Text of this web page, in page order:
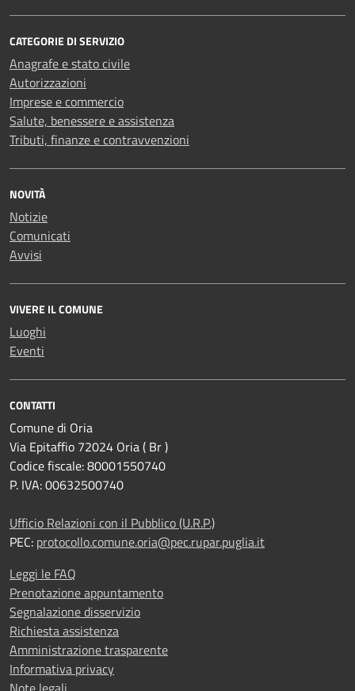
CATEGORIE DI SERVIZIO
Anagrafe e stato civile
Autorizzazioni
Imprese e commercio
Salute, benessere e assistenza
Tributi, finanze e contravvenzioni
NOVITÀ
Notizie
Comunicati
Avvisi
VIVERE IL COMUNE
Luoghi
Eventi
CONTATTI
Comune di Oria
Via Epitaffio 72024 Oria ( Br )
Codice fiscale: 80001550740
P. IVA: 00632500740
Ufficio Relazioni con il Pubblico (U.R.P.)
PEC: protocollo.comune.oria@pec.rupar.puglia.it
Leggi le FAQ
Prenotazione appuntamento
Segnalazione disservizio
Richiesta assistenza
Amministrazione trasparente
Informativa privacy